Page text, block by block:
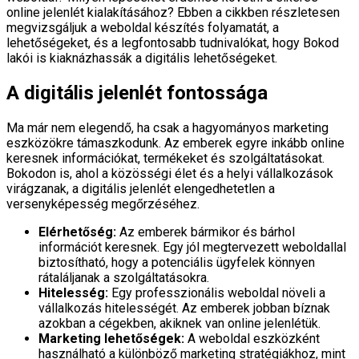
online jelenlét kialakításához? Ebben a cikkben részletesen
megvizsgáljuk a weboldal készítés folyamatát, a
lehetőségeket, és a legfontosabb tudnivalókat, hogy Bokod
lakói is kiaknázhassák a digitális lehetőségeket.
A digitális jelenlét fontossága
Ma már nem elegendő, ha csak a hagyományos marketing
eszközökre támaszkodunk. Az emberek egyre inkább online
keresnek információkat, termékeket és szolgáltatásokat.
Bokodon is, ahol a közösségi élet és a helyi vállalkozások
virágzanak, a digitális jelenlét elengedhetetlen a
versenyképesség megőrzéséhez.
Elérhetőség: Az emberek bármikor és bárhol
információt keresnek. Egy jól megtervezett weboldallal
biztosítható, hogy a potenciális ügyfelek könnyen
rátaláljanak a szolgáltatásokra.
Hitelesség: Egy professzionális weboldal növeli a
vállalkozás hitelességét. Az emberek jobban bíznak
azokban a cégekben, akiknek van online jelenlétük.
Marketing lehetőségek: A weboldal eszközként
használható a különböző marketing stratégiákhoz, mint